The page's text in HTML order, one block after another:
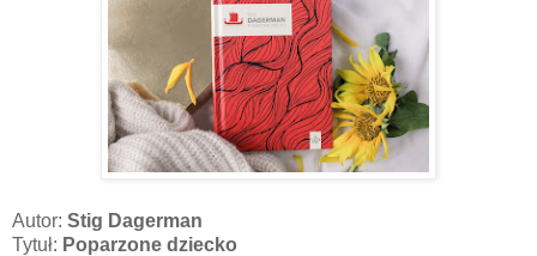
Autor: Stig Dagerman
Tytuł: Poparzone dziecko